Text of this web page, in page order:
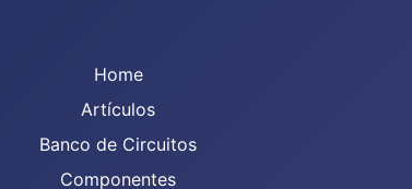
Home
Artículos
Banco de Circuitos
Componentes